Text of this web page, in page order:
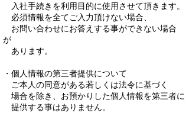
入社手続きを利用目的に使用させて頂きます。
必須情報を全てご入力頂けない場合、
お問い合わせにお答えする事ができない場合
が
あります。
・個人情報の第三者提供について
ご本人の同意がある若しくは法令に基づく
場合を除き、お預かりした個人情報を第三者に
提供する事はありません。